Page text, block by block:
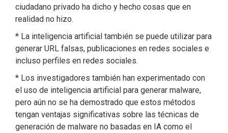
ciudadano privado ha dicho y hecho cosas que en
realidad no hizo.
* La inteligencia artificial también se puede utilizar para
generar URL falsas, publicaciones en redes sociales e
incluso perfiles en redes sociales.
* Los investigadores también han experimentado con
el uso de inteligencia artificial para generar malware,
pero aún no se ha demostrado que estos métodos
tengan ventajas significativas sobre las técnicas de
generación de malware no basadas en IA como el